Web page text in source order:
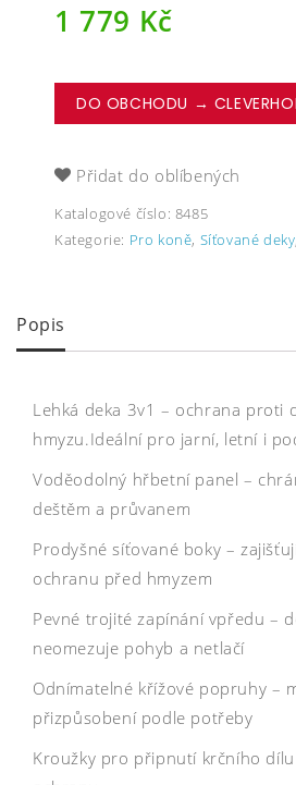
1 779 Kč
DO OBCHODU →
Přidat do oblíbených
Katalogové číslo: 8485
Kategorie: Pro koně, Síťované deky
Popis
Lehká deka 3v1 – ochrana proti
hmyzu.Ideální pro jarní, letní i
Voděodolný hřbetní panel –
deštěm a průvanem
Prodyšné síťované boky –
ochranu před hmyzem
Pevné trojité zapínání vpředu –
neomezuje pohyb a netlačí
Odnímatelné křížové popruhy –
přizpůsobení podle potřeby
Kroužky pro připnutí krčního